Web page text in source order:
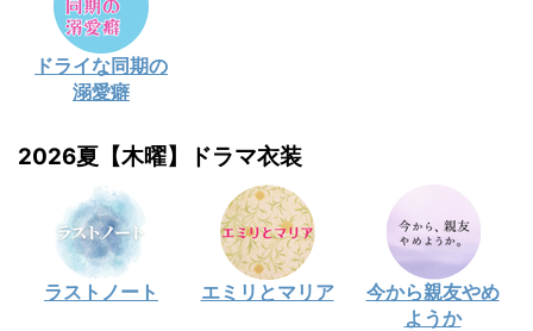
ドライな同期の
溺愛癖
2026夏【木曜】ドラマ衣装
ラストノート エミリとマリア
今から親友やめ
ようか